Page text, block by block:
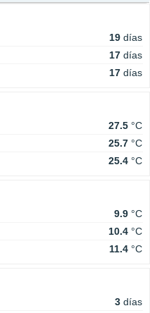
19 días
17 días
17 días
27.5 °C
25.7 °C
25.4 °C
9.9 °C
10.4 °C
11.4 °C
3 días